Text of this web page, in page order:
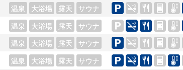
温泉 大浴場 露天 サウナ
温泉 大浴場 露天 サウナ
温泉 大浴場 露天 サウナ
温泉 大浴場 露天 サウナ